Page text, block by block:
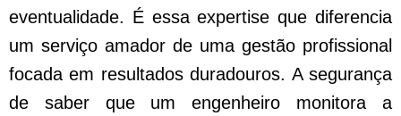
eventualidade. É essa expertise que diferencia
um serviço amador de uma gestão profissional
focada em resultados duradouros. A segurança
de saber que um engenheiro monitora a